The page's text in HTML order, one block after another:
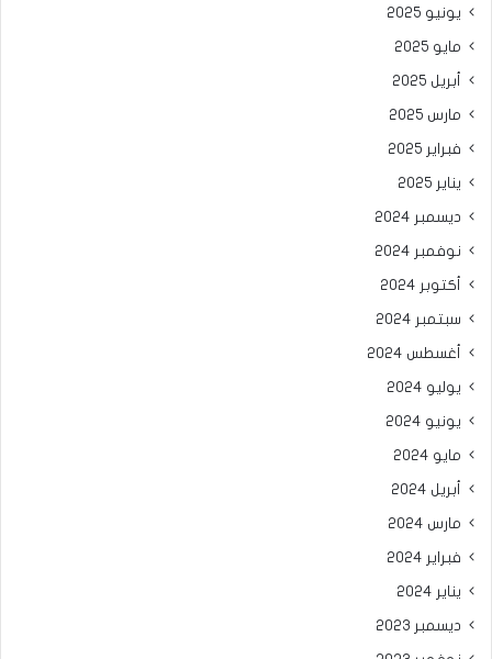
يونيو 2025
مايو 2025
أبريل 2025
مارس 2025
فبراير 2025
يناير 2025
ديسمبر 2024
نوفمبر 2024
أكتوبر 2024
سبتمبر 2024
أغسطس 2024
يوليو 2024
يونيو 2024
مايو 2024
أبريل 2024
مارس 2024
فبراير 2024
يناير 2024
ديسمبر 2023